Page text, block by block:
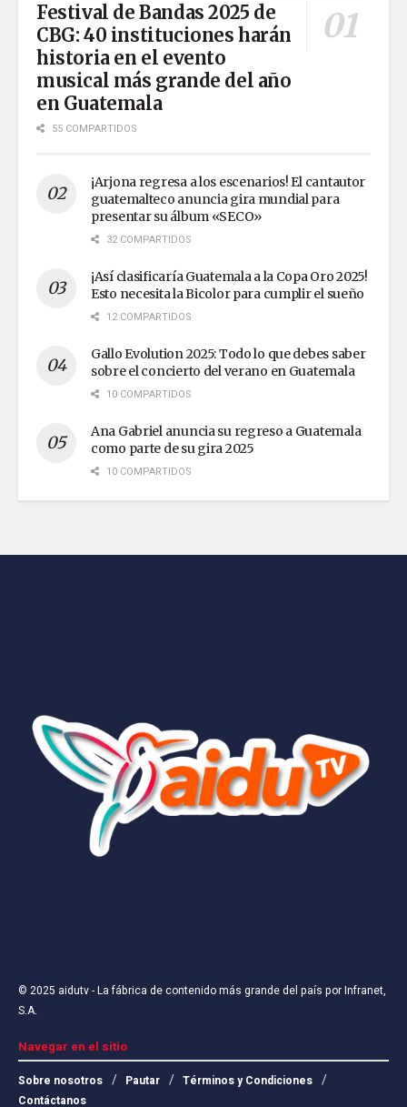
Festival de Bandas 2025 de
CBG: 40 instituciones harán
historia en el evento
musical más grande del año
en Guatemala
55 COMPARTIDOS
¡Arjona regresa a los escenarios! El cantautor
guatemalteco anuncia gira mundial para
presentar su álbum «SECO»
32 COMPARTIDOS
¡Así clasificaría Guatemala a la Copa Oro 2025!
Esto necesita la Bicolor para cumplir el sueño
12 COMPARTIDOS
Gallo Evolution 2025: Todo lo que debes saber
sobre el concierto del verano en Guatemala
10 COMPARTIDOS
Ana Gabriel anuncia su regreso a Guatemala
como parte de su gira 2025
10 COMPARTIDOS
© 2025 aidutv- La fábrica de contenido más grande del país porInfranet,
S.A.
Navegar en el sitio
Sobre nosotros Pautar
Términos y Condiciones
Contáctanos